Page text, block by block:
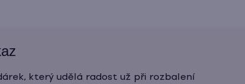
který udělá radost už při rozbalení